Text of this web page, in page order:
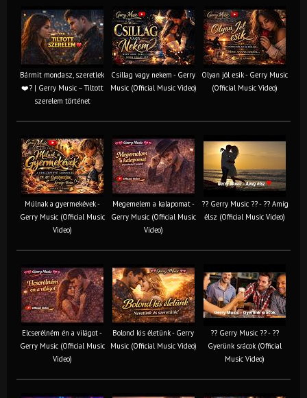
Bármit mondasz, szeretlek
❤️‍? | Gerry Music – Tiltott
szerelem történet
Csillag vagy nekem - Gerry
Music (Official Music Video)
Olyan jól esik - Gerry Music
(Official Music Video)
Múlnak a gyermekévek -
Gerry Music (Official Music
Video)
Megemelem a kalapomat -
Gerry Music (Official Music
Video)
?? Gerry Music ?? - ?? Amíg
élsz (Official Music Video)
Elcserélném én a világot -
Gerry Music (Official Music
Video)
Bolond kis életünk - Gerry
Music (Official Music Video)
?? Gerry Music ?? - ??
Gyerünk srácok (Official
Music Video)